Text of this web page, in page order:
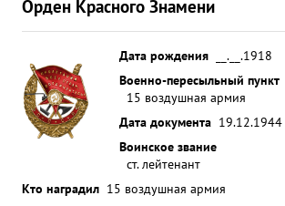
награды ордена " КРАСНОЕ ЗНАМЯ". ...»
Орден Красного Знамени
Дата рождения
__.__.1918
Военно-пересыльный пункт
15 воздушная армия
Дата документа 19.12.1944
Воинское звание
ст. лейтенант
Кто наградил 15 воздушная армия